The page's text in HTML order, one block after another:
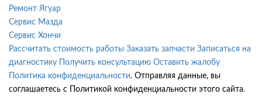
Ремонт Ягуар
Сервис Мазда
Сервис Хончи
Рассчитать стоимость работы Заказать запчасти Записаться на
диагностику
Получить консультацию Оставить жалобу
Политика конфиденциальности. Отправляя данные, вы
соглашаетесь с Политикой конфиденциальности этого сайта.